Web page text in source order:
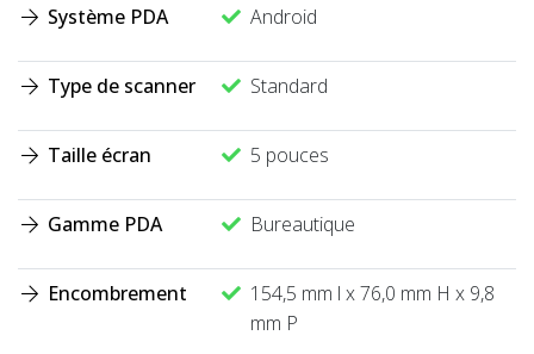
Système PDA Android
Type de scanner Standard
Taille écran 5 pouces
Gamme PDA Bureautique
Encombrement
154,5 mm l x 76,0 mm H x 9,8
mm P